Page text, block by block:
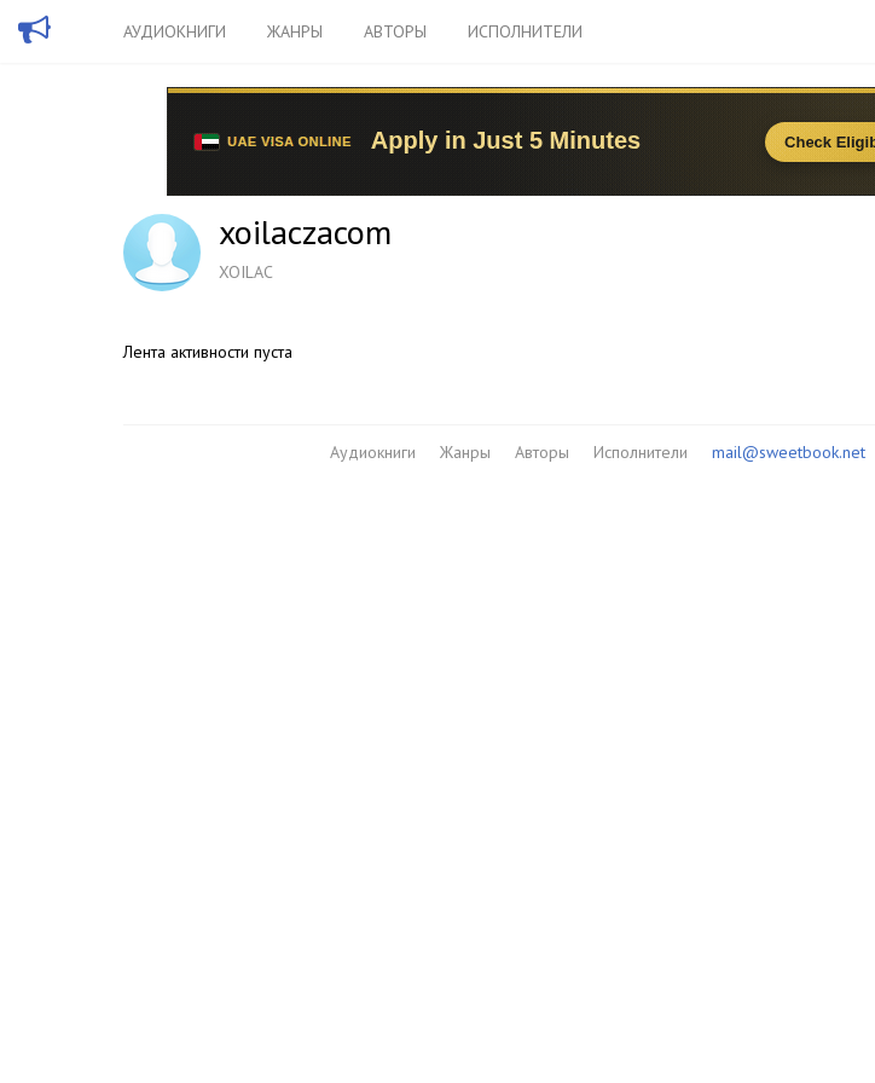
АУДИОКНИГИ ЖАНРЫ АВТОРЫ ИСПОЛНИТЕЛИ
xoilaczacom
XOILAC
Лента активности пуста
Аудиокниги Жанры Авторы Исполнители mail@sweetbook.net